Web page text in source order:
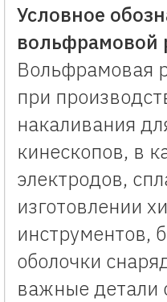
Условное
вольфрамовой
Вольфрамовая
при
накаливания
кинескопов, в
электродов,
изготовлении
инструментов,
оболочки
важные детали